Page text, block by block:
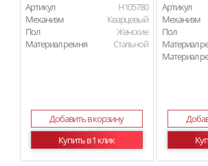
Артикул
H105780
Механизм
Кварцевый
Пол
Женские
Материал ремня
Стальной
Добавить в корзину
Купить в 1 клик
Артикул
Механизм
Пол
Материал
Материал